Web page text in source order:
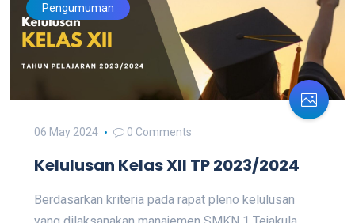
Pengumuman
06 May 2024 0 Comments
Kelulusan Kelas XII TP 2023/2024
Berdasarkan kriteria pada rapat pleno kelulusan